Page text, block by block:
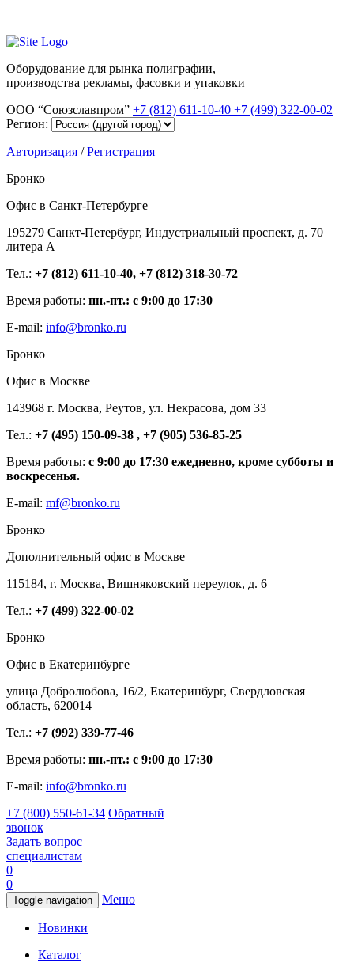
Оборудование для рынка полиграфии,
производства рекламы, фасовки и упаковки
ООО “Союзславпром” +7 (812) 611-10-40 +7 (499) 322-00-02
Регион:
Авторизация /Регистрация
Бронко
Офис в Санкт-Петербурге
195279 Санкт-Петербург, Индустриальный проспект, д. 70
литера А
Тел.: +7 (812) 611-10-40, +7 (812) 318-30-72
Время работы: пн.-пт.: с 9:00 до 17:30
E-mail: info@bronko.ru
Бронко
Офис в Москве
143968 г. Москва, Реутов, ул. Некрасова, дом 33
Тел.: +7 (495) 150-09-38 , +7 (905) 536-85-25
Время работы: с 9:00 до 17:30 ежедневно, кроме субботы и
воскресенья.
E-mail: mf@bronko.ru
Бронко
Дополнительный офис в Москве
115184, г. Москва, Вишняковский переулок, д. 6
Тел.: +7 (499) 322-00-02
Бронко
Офис в Екатеринбурге
улица Добролюбова, 16/2, Екатеринбург, Свердловская
область, 620014
Тел.: +7 (992) 339-77-46
Время работы: пн.-пт.: с 9:00 до 17:30
E-mail: info@bronko.ru
+7 (800) 550-61-34 Обратный
звонок
Задать вопрос
специалистам
0
0
Toggle navigation Меню
Новинки
Каталог